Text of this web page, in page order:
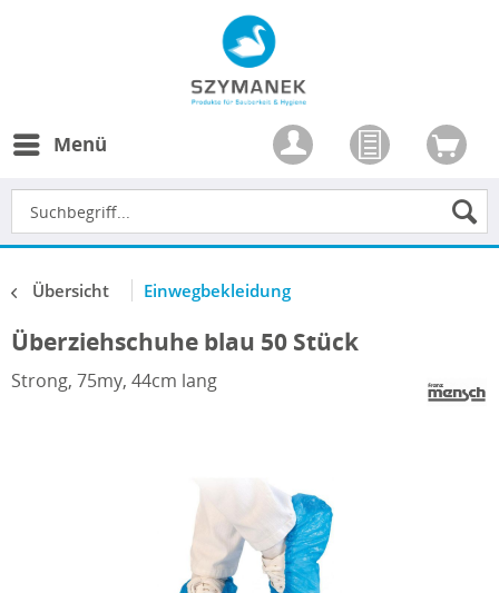
Menü
Übersicht Einwegbekleidung
Überziehschuhe blau 50 Stück
Strong, 75my, 44cm lang